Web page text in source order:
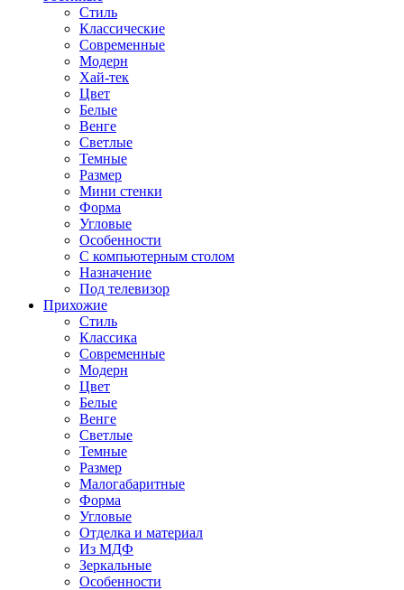
Стиль
Классические
Современные
Модерн
Хай-тек
Цвет
Белые
Венге
Светлые
Темные
Размер
Мини стенки
Форма
Угловые
Особенности
С компьютерным столом
Назначение
Под телевизор
Прихожие
Стиль
Классика
Современные
Модерн
Цвет
Белые
Венге
Светлые
Темные
Размер
Малогабаритные
Форма
Угловые
Отделка и материал
Из МДФ
Зеркальные
Особенности